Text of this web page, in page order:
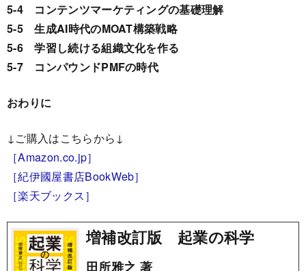
5-4 コンテンツマーケティングの基礎理解
5-5 生成AI時代のMOAT構築戦略
5-6 学習し続ける組織文化を作る
5-7 コンパウンドPMFの時代
おわりに
↓ご購入はこちらから↓
［Amazon.co.jp］
［紀伊國屋書店BookWeb］
［楽天ブックス］
増補改訂版 起業の科学
田所雅之 著